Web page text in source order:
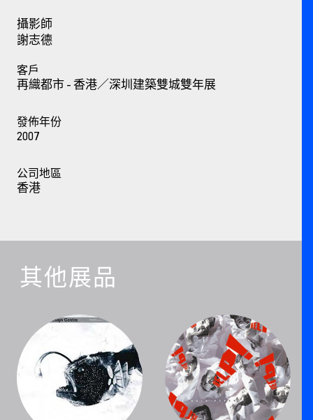
攝影師
謝志德
客戶
再織都市 - 香港／深圳建築雙城雙年展
發佈年份
2007
公司地區
香港
其他展品